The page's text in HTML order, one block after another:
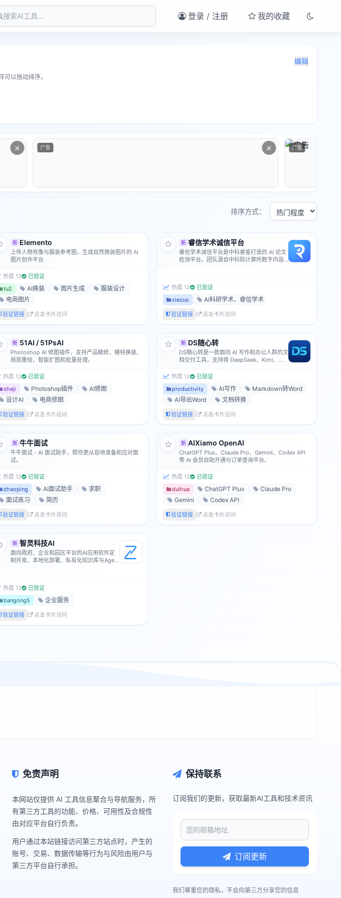
登录 / 注册 我的收藏
编辑
以拖动排序。
广告
排序方式：
新 Elemento
上传人物肖像与服装参考图，生成自然换装图片的 AI
图片创作平台
热度 12
已验证
tu2
AI换装 图片生成
服装设计
电商图片
验证链接 点击卡片访问
新 睿信学术诚信平台
睿信学术诚信平台是中科睿鉴打造的 AI 论文
检测平台。团队源自中科院计算所数字内容
热度 12
已验证
xiezuo
AI科研学术、睿信学术诚信平台、AI数据分析、AI
验证链接 点击卡片访问
新 51AI / 51PsAI
Photoshop AI 修图插件，支持产品精修、模特换装、
局部重绘、智能扩图和批量处理。
热度 12
已验证
sheji
Photoshop插件
AI修图
设计AI
电商修图
验证链接 点击卡片访问
新 DS随心转
DS随心转是一款面向 AI 写作和办公人群的文
档交付工具，支持将 DeepSeek、Kimi、豆
Gemini 等 AI 生成的 Markdown 内容一键导
出为 Word、Excel、PDF 和图片，可以在这
些AI页面中实现一键进行导出。
热度 12
已验证
productivity
AI写作
Markdown转Word
AI导出Word
文档转换
验证链接 点击卡片访问
新 牛牛面试
牛牛面试 - AI 面试助手，帮你更从容地准备和应对面
试。
热度 12
已验证
zhaoping
AI面试助手
求职
面试练习
简历
验证链接 点击卡片访问
新 AIXiamo OpenAI
ChatGPT Plus、Claude Pro、Gemini、Codex API
等 AI 会员自助开通与订单查询平台。
热度 12
已验证
duihua
ChatGPT Plus
Claude Pro
Gemini
Codex API
验证链接 点击卡片访问
新 智灵科技AI
面向政府、企业和园区平台的AI应用软件定
制开发、本地化部署、私有化知识库与Agent
热度 12
已验证
bangong5
企业服务
验证链接 点击卡片访问
免责声明
本网站仅提供 AI 工具信息聚合与导航服务，所
有第三方工具的功能、价格、可用性及合规性
由对应平台自行负责。
用户通过本站链接访问第三方站点时，产生的
账号、交易、数据传输等行为与风险由用户与
第三方平台自行承担。
保持联系
订阅我们的更新，获取最新AI工具和技术资讯
订阅更新
我们尊重您的隐私，不会向第三方分享您的信息